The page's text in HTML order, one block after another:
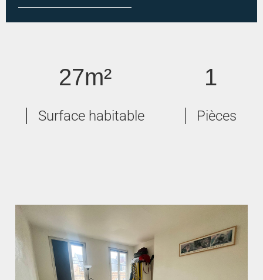
27m²
Surface habitable
1
Pièces